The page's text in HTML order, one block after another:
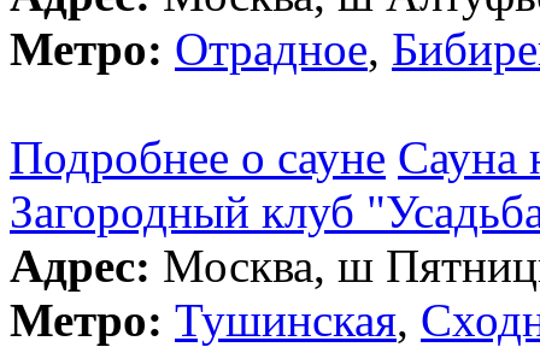
Метро: Отрадное,
Подробнее о сауне Сауна
Загородный клуб
Адрес: Москва, ш
Метро: Тушинская,